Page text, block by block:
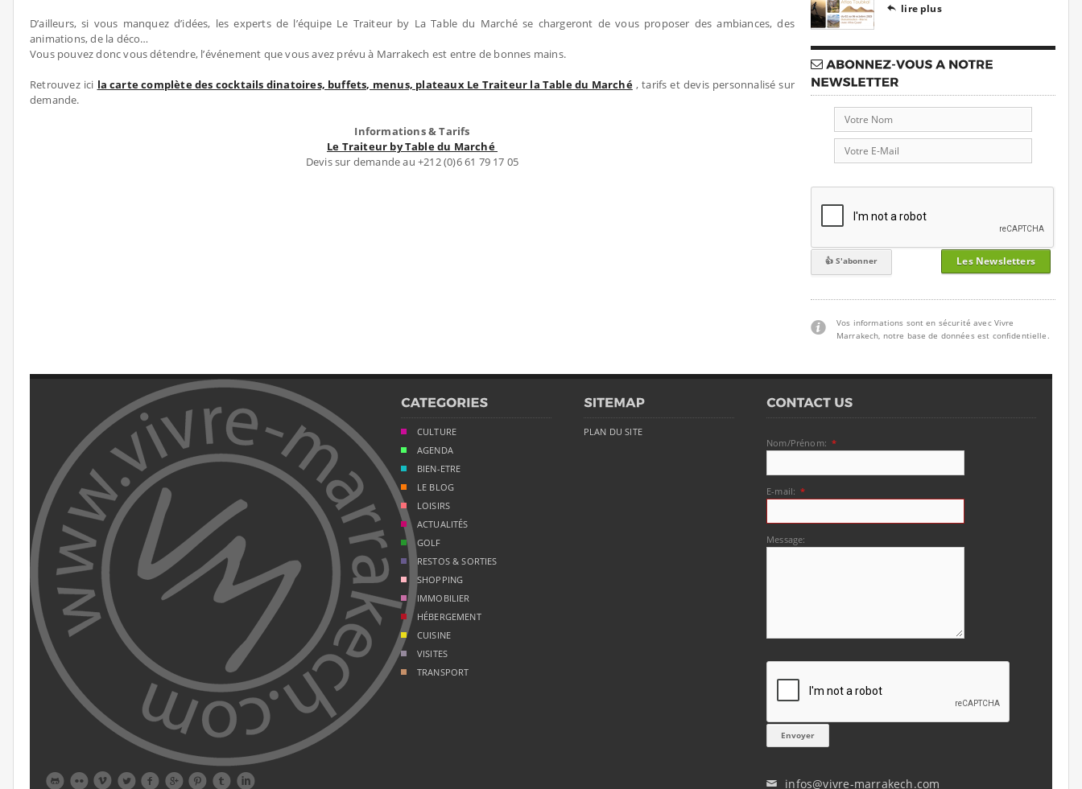
D’ailleurs, si vous manquez d’idées, les experts de l’équipe Le Traiteur by La Table du Marché se chargeront de vous proposer des ambiances, des
animations, de la déco…
Vous pouvez donc vous détendre, l’événement que vous avez prévu à Marrakech est entre de bonnes mains.
Retrouvez ici la carte complète des cocktails dinatoires, buffets, menus, plateaux Le Traiteur la Table du Marché, tarifs et devis personnalisé sur
demande.
Informations & Tarifs
Le Traiteur by Table du Marché
Devis sur demande au +212 (0)6 61 79 17 05
 lire plus
Les Newsletters
Vos informations sont en sécurité avec Vivre
Marrakech, notre base de données est confidentielle.
        
CULTURE
AGENDA
BIEN-ETRE
LE BLOG
LOISIRS
ACTUALITÉS
GOLF
RESTOS & SORTIES
SHOPPING
IMMOBILIER
HÉBERGEMENT
CUISINE
VISITES
TRANSPORT
PLAN DU SITE
Nom/Prénom: *
E-mail: *
Message:
✉ infos@vivre-marrakech.com